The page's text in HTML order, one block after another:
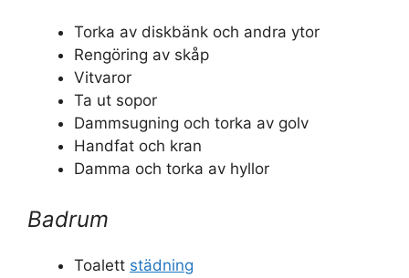
Torka av diskbänk och andra ytor
Rengöring av skåp
Vitvaror
Ta ut sopor
Dammsugning och torka av golv
Handfat och kran
Damma och torka av hyllor
Badrum
Toalett städning